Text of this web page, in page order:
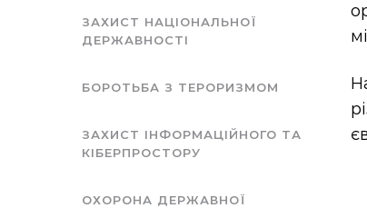
ЗАХИСТ НАЦІОНАЛЬНОЇ
ДЕРЖАВНОСТІ
БОРОТЬБА З ТЕРОРИЗМОМ
ЗАХИСТ ІНФОРМАЦІЙНОГО ТА
КІБЕРПРОСТОРУ
ОХОРОНА ДЕРЖАВНОЇ